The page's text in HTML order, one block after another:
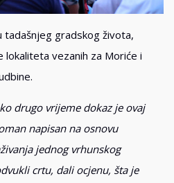
tadašnjeg gradskog života,
lokaliteta vezanih za Moriće i
drugo vrijeme dokaz je ovaj
napisan na osnovu
jednog vrhunskog
crtu, dali ocjenu, šta je